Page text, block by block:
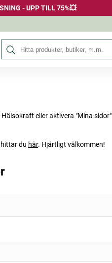
- UPP TILL 75%💥
Sök på Hälsokraft
eller aktivera "Mina sidor"
du här. Hjärtligt välkommen!